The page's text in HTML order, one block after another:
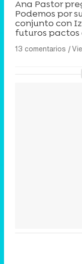
Ana Pastor
Podemos por
conjunto con
futuros pactos
13 comentarios |